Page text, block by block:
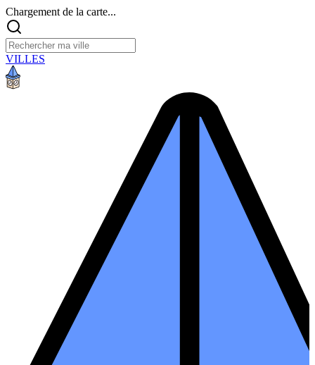
Chargement de la carte...
VILLES